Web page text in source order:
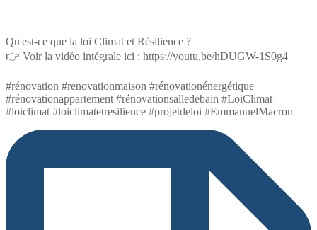
Qu'est-ce que la loi Climat et Résilience ?
👉 Voir la vidéo intégrale ici : https://youtu.be/hDUGW-1S0g4
#rénovation #renovationmaison #rénovationénergétique
#rénovationappartement #rénovationsalledebain #LoiClimat
#loiclimat #loiclimatetresilience #projetdeloi #EmmanuelMacron